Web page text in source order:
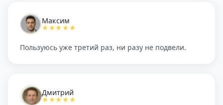
Максим
★★★★★
Пользуюсь уже третий раз, ни разу не подвели.
Дмитрий
★★★★★